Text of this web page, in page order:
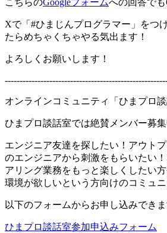
こちらのGoogleフォームへの回答で
Xで「#ひまじんプログラマー」をつ
たらめちゃくちゃやる気出ます！
よろしくお願いします！
オンラインコミュニティ「ひまプロ
ひまプロ談話室では絶賛メンバー募集
エンジニア友達を探したい！アウト
のエンジニアから刺激をもらいたい
アリング業務をもっと楽しくしたい
環境が欲しいという方向けのコミュニ
以下のフォームからお申し込みできま
ひまプロ談話室参加申込みフォーム